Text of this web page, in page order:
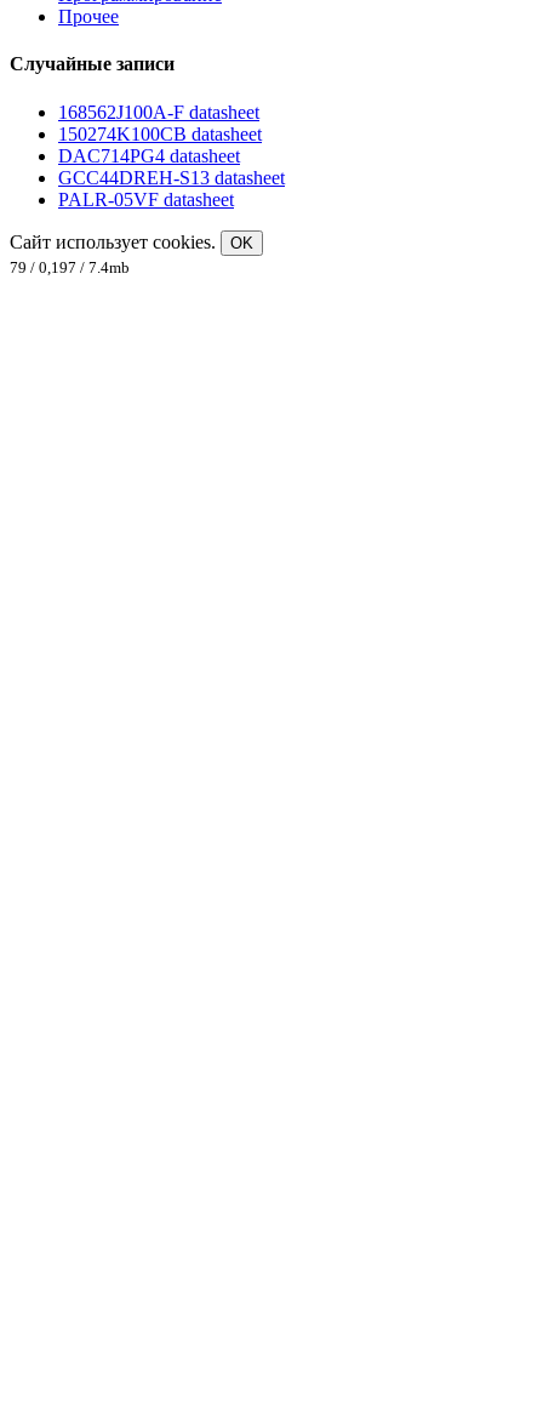
Прочее
Случайные записи
168562J100A-F datasheet
150274K100CB datasheet
DAC714PG4 datasheet
GCC44DREH-S13 datasheet
PALR-05VF datasheet
Сайт использует cookies.
OK
79 / 0,197 / 7.4mb